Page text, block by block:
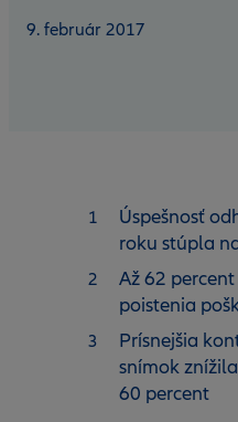
9. február 2017
Úspešnosť
roku stúpla
Až 62
poistenia
Prísnejšia
snímok
60 percent